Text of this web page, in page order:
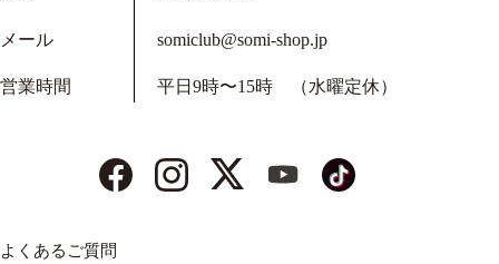
メール somiclub@somi-shop.jp
営業時間 平日9時〜15時 （水曜定休）
よくあるご質問